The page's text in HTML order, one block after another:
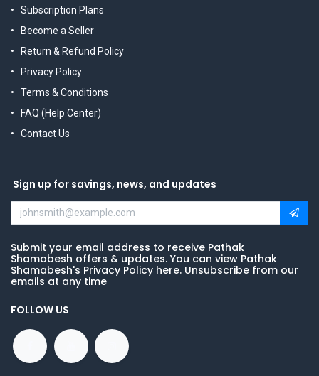
Subscription Plans
Become a Seller
Return & Refund Policy
Privacy Policy
Terms & Conditions
FAQ (Help Center)
Contact Us
Sign up for savings, news, and updates
Submit your email address to receive Pathak
Shamabesh offers & updates. You can view Pathak
Shamabesh's Privacy Policy here. Unsubscribe from our
emails at any time
FOLLOW US